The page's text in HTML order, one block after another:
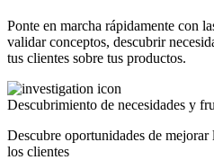
Ponte en marcha rápidamente con
validar conceptos, descubrir
tus clientes sobre tus productos.
Descubrimiento de necesidades y
Descubre oportunidades de
los clientes